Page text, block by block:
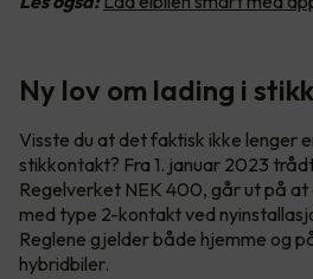
Ny lov om lading i
Visste du at det faktisk ikke lenger
stikkontakt? Fra 1. januar 2023
Regelverket NEK 400, går ut på at
med type 2-kontakt ved
Reglene gjelder både hjemme og
hybridbiler.